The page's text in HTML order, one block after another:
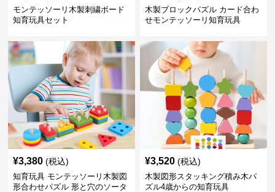
モンテッソーリ木製刺繍ボード
知育玩具セット
木製ブロックパズル カード合わ
せモンテッソーリ知育玩具
¥3,380 (税込)
知育玩具 モンテッソーリ木製図
形合わせパズル 形と穴のソータ
¥3,520 (税込)
木製図形スタッキング積み木パ
ズル4歳からの知育玩具